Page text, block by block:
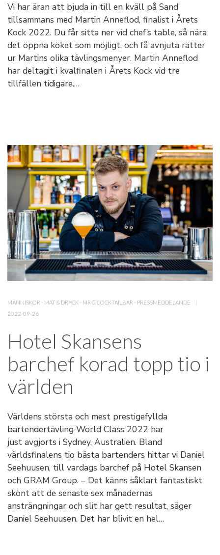
Vi har äran att bjuda in till en kväll på Sand
tillsammans med Martin Anneflod, finalist i Årets
Kock 2022. Du får sitta ner vid chef’s table, så nära
det öppna köket som möjligt, och få avnjuta rätter
ur Martins olika tävlingsmenyer. Martin Anneflod
har deltagit i kvalfinalen i Årets Kock vid tre
tillfällen tidigare.…
MÄNNISKOR - MAT & DRYCK- MR G COCKTAILBAR - PRESSMEDDELANDE
2022-09-26
Hotel Skansens
barchef korad topp tio i
världen
Världens största och mest prestigefyllda
bartendertävling World Class 2022 har
just avgjorts i Sydney, Australien. Bland
världsfinalens tio bästa bartenders hittar vi Daniel
Seehuusen, till vardags barchef på Hotel Skansen
och GRAM Group. – Det känns såklart fantastiskt
skönt att de senaste sex månadernas
ansträngningar och slit har gett resultat, säger
Daniel Seehuusen. Det har blivit en hel…